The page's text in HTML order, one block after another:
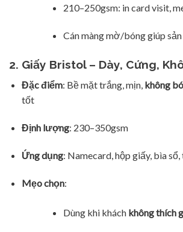
210–250gsm: in card visit,
Cán màng mờ/bóng giúp
2. Giấy Bristol – Dày, Cứng,
Đặc điểm: Bề mặt trắng, mịn, không
tốt
Định lượng: 230–350gsm
Ứng dụng: Namecard, hộp giấy, bìa
Mẹo chọn:
Dùng khi khách không thích